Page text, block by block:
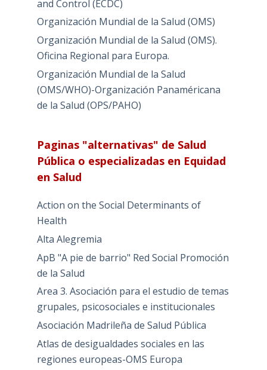
and Control (ECDC)
Organización Mundial de la Salud (OMS)
Organización Mundial de la Salud (OMS).
Oficina Regional para Europa.
Organización Mundial de la Salud
(OMS/WHO)-Organización Panaméricana
de la Salud (OPS/PAHO)
Paginas "alternativas" de Salud
Pública o especializadas en Equidad
en Salud
Action on the Social Determinants of
Health
Alta Alegremia
ApB "A pie de barrio" Red Social Promoción
de la Salud
Area 3. Asociación para el estudio de temas
grupales, psicosociales e institucionales
Asociación Madrileña de Salud Pública
Atlas de desigualdades sociales en las
regiones europeas-OMS Europa